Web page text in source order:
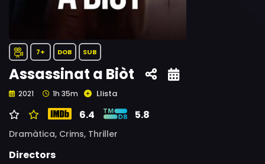
7+ DOB SUB
Assassinat a Biòt
2021 1h 35m Llista
6.4 5.8
Dramàtica, Crims, Thriller
Directors